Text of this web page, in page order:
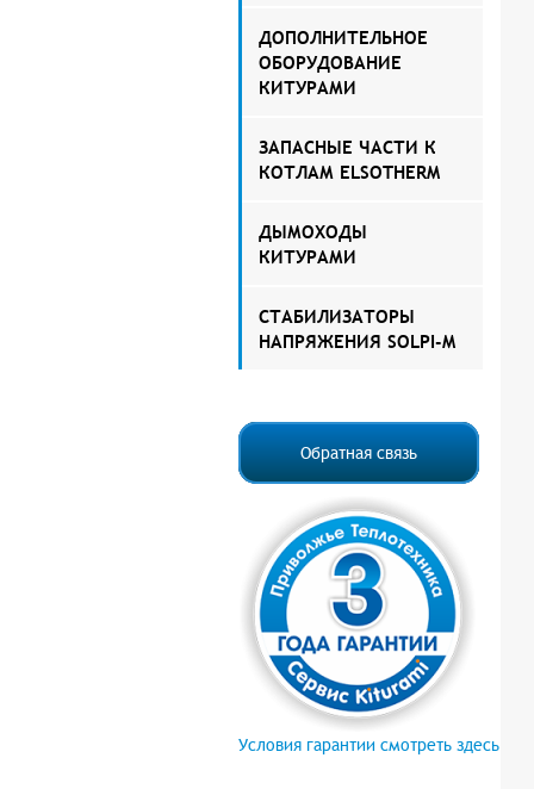
ДОПОЛНИТЕЛЬНОЕ
ОБОРУДОВАНИЕ
КИТУРАМИ
ЗАПАСНЫЕ ЧАСТИ К
КОТЛАМ ELSOTHERM
ДЫМОХОДЫ
КИТУРАМИ
СТАБИЛИЗАТОРЫ
НАПРЯЖЕНИЯ SOLPI-M
Обратная связь
Условия гарантии смотреть здесь